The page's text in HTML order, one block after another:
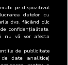
web
difuzor
de
pe dispozitivul
datelor cu
dvs. făcând clic
confidențialitate.
nu vă vor afecta
de publicitate
date analitice)